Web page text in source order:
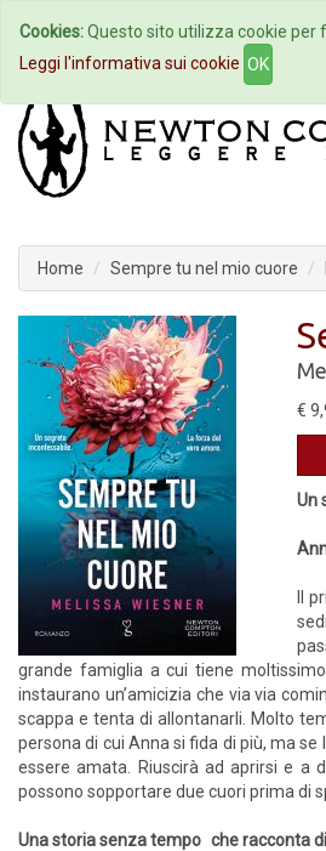
Home Autori
Home Sempre tu nel mio cuore
€
Un
Il
grande famiglia a cui tiene
instaurano un’amicizia che via via
scappa e tenta di allontanarli. Molto
persona di cui Anna si fida di più, ma
essere amata. Riuscirà ad aprirsi e a
possono sopportare due cuori prima di
Una storia senza tempo che racconta
Cookies:Questo sito utilizza cookie per
Leggi l'informativa sui cookie OK